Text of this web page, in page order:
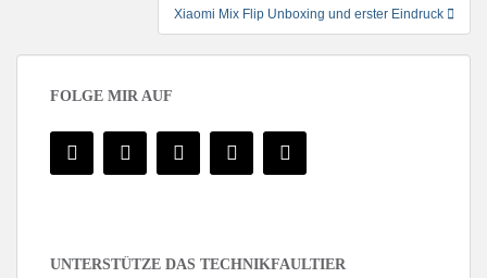
Xiaomi Mix Flip Unboxing und erster Eindruck
FOLGE MIR AUF
UNTERSTÜTZE DAS TECHNIKFAULTIER